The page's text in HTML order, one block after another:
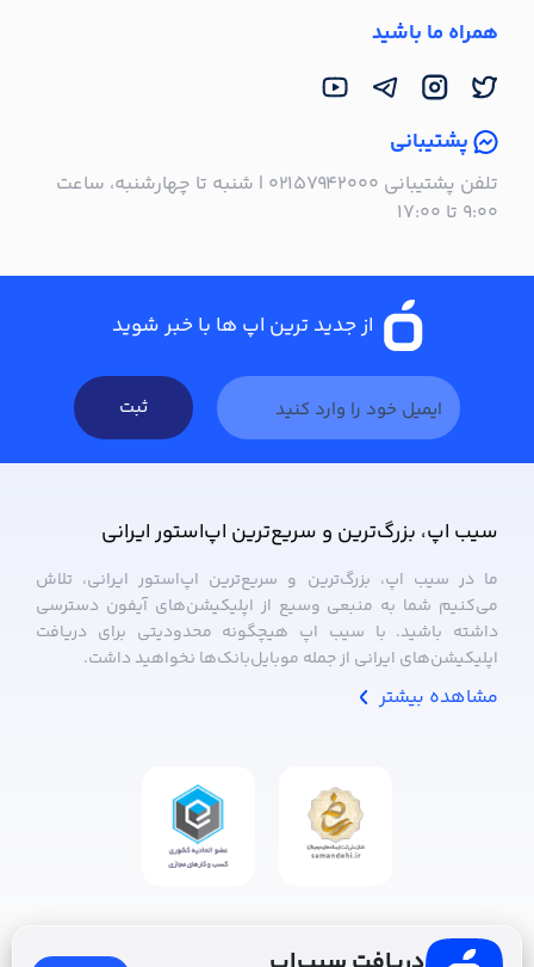
همراه ما باشید
پشتیبانی
تلفن پشتیبانی ۰۲۱۵۷۹۴۲۰۰۰ | شنبه تا چهارشنبه، ساعت
۹:۰۰ تا ۱۷:۰۰
از جدید ترین اپ ها با خبر شوید
ثبت
سیب ‌اپ، بزرگ‌ترین و سریع‌ترین اپ‌استور ایرانی
ما در سیب ‌اپ، بزرگ‌ترین و سریع‌ترین اپ‌استور ایرانی، تلاش
می‌کنیم شما به منبعی وسیع از اپلیکیشن‌های آیفون دسترسی
داشته باشید. با سیب ‌اپ هیچگونه محدودیتی برای دریافت
اپلیکیشن‌های ایرانی از جمله موبایل‌بانک‌ها نخواهید داشت.
مشاهده بیشتر